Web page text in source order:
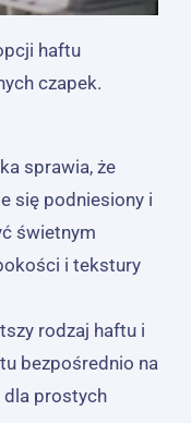
haftu
czapek.
sprawia, że
się podniesiony i
świetnym
i tekstury
rodzaj haftu i
bezpośrednio na
dla prostych